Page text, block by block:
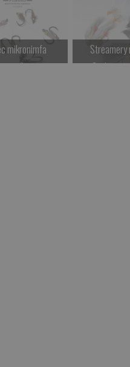
mikronimfa
na dostawę
Streamery
Czekamy